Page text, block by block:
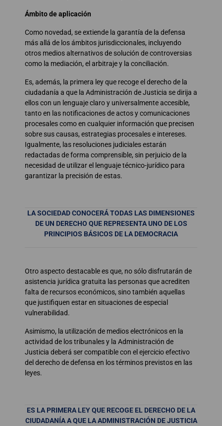
Ámbito de aplicación
Como novedad, se extiende la garantía de la defensa
más allá de los ámbitos jurisdiccionales, incluyendo
otros medios alternativos de solución de controversias
como la mediación, el arbitraje y la conciliación.
Es, además, la primera ley que recoge el derecho de la
ciudadanía a que la Administración de Justicia se dirija a
ellos con un lenguaje claro y universalmente accesible,
tanto en las notificaciones de actos y comunicaciones
procesales como en cualquier información que precisen
sobre sus causas, estrategias procesales e intereses.
Igualmente, las resoluciones judiciales estarán
redactadas de forma comprensible, sin perjuicio de la
necesidad de utilizar el lenguaje técnico-jurídico para
garantizar la precisión de estas.
LA SOCIEDAD CONOCERÁ TODAS LAS DIMENSIONES
DE UN DERECHO QUE REPRESENTA UNO DE LOS
PRINCIPIOS BÁSICOS DE LA DEMOCRACIA
Otro aspecto destacable es que, no sólo disfrutarán de
asistencia jurídica gratuita las personas que acrediten
falta de recursos económicos, sino también aquellas
que justifiquen estar en situaciones de especial
vulnerabilidad.
Asimismo, la utilización de medios electrónicos en la
actividad de los tribunales y la Administración de
Justicia deberá ser compatible con el ejercicio efectivo
del derecho de defensa en los términos previstos en las
leyes.
ES LA PRIMERA LEY QUE RECOGE EL DERECHO DE LA
CIUDADANÍA A QUE LA ADMINISTRACIÓN DE JUSTICIA